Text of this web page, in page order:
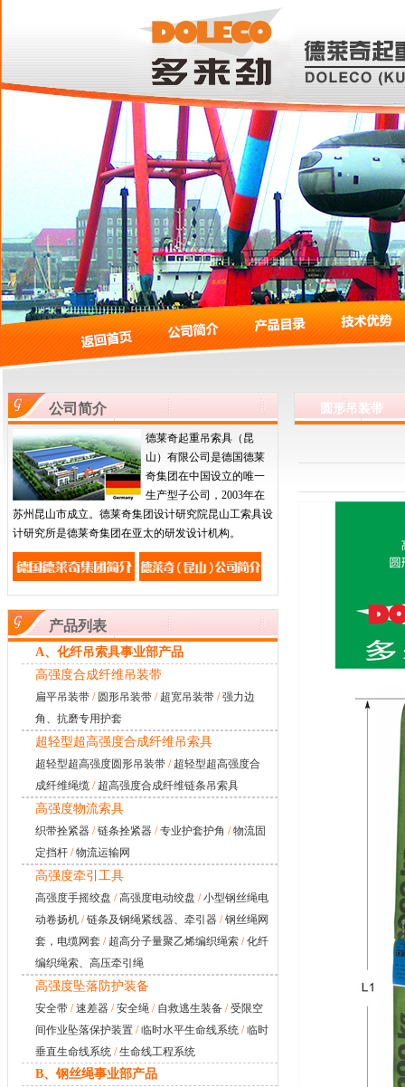
公司简介
德莱奇起重吊索具（昆
山）有限公司是德国德莱
奇集团在中国设立的唯一
生产型子公司，2003年在
苏州昆山市成立。德莱奇集团设计研究院昆山工索具设
计研究所是德莱奇集团在亚太的研发设计机构。
产品列表
A、化纤吊索具事业部产品
高强度合成纤维吊装带
扁平吊装带 / 圆形吊装带 / 超宽吊装带 /强力边
角、抗磨专用护套
超轻型超高强度合成纤维吊索具
超轻型超高强度圆形吊装带 / 超轻型超高强度合
成纤维绳缆 / 超高强度合成纤维链条吊索具
高强度物流索具
织带拴紧器 /链条拴紧器 /专业护套护角 /物流固
定挡杆 /物流运输网
高强度牵引工具
高强度手摇绞盘 /高强度电动绞盘 /小型钢丝绳电
动卷扬机 /链条及钢绳紧线器、牵引器 /钢丝绳网
套，电缆网套 / 超高分子量聚乙烯编织绳索 /化纤
编织绳索、高压牵引绳
高强度坠落防护装备
安全带 /速差器 /安全绳 / 自救逃生装备 /受限空
间作业坠落保护装置 /临时水平生命线系统 /临时
垂直生命线系统 /生命线工程系统
B、钢丝绳事业部产品
圆形吊装带